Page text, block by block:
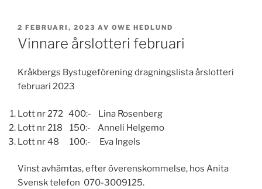
PUBLICERAT
2 FEBRUARI, 2023 AV OWE HEDLUND
Vinnare årslotteri februari
Kråkbergs Bystugeförening dragningslista årslotteri
februari 2023
Lott nr 272 400:- Lina Rosenberg
Lott nr 218 150:- Anneli Helgemo
Lott nr 48 100:- Eva Ingels
Vinst avhämtas, efter överenskommelse, hos Anita
Svensk telefon 070-3009125.